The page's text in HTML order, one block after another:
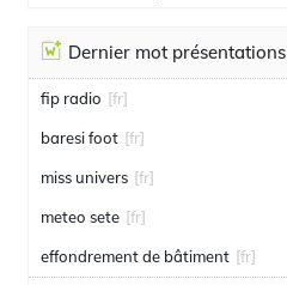
Dernier mot présentations
fip radio [fr]
baresi foot [fr]
miss univers [fr]
meteo sete [fr]
effondrement de bâtiment [fr]